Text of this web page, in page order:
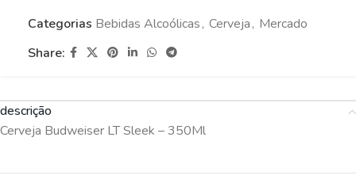
Categorias Bebidas Alcoólicas, Cerveja, Mercado
Share:
descrição
Cerveja Budweiser LT Sleek – 350Ml